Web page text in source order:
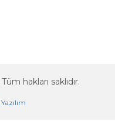
Tüm hakları saklıdır.